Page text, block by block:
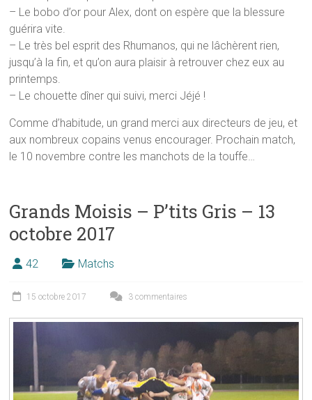
– Le bobo d’or pour Alex, dont on espère que la blessure
guérira vite.
– Le très bel esprit des Rhumanos, qui ne lâchèrent rien,
jusqu’à la fin, et qu’on aura plaisir à retrouver chez eux au
printemps.
– Le chouette dîner qui suivi, merci Jéjé !
Comme d’habitude, un grand merci aux directeurs de jeu, et
aux nombreux copains venus encourager. Prochain match,
le 10 novembre contre les manchots de la touffe…
Grands Moisis – P’tits Gris – 13
octobre 2017
42 Matchs
15 octobre 2017 3 commentaires